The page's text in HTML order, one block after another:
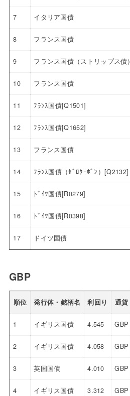
7 イタリア国債
8 フランス国債
9 フランス国債（ストリップス債）
10 フランス国債
11 ﾌﾗﾝｽ国債[Q1501]
12 ﾌﾗﾝｽ国債[Q1652]
13 フランス国債
14 ﾌﾗﾝｽ国債（ｾﾞﾛｸｰﾎﾟﾝ）[Q2132]
15 ﾄﾞｲﾂ国債[R0279]
16 ﾄﾞｲﾂ国債[R0398]
17 ドイツ国債
GBP
順位 発行体・銘柄名 利回り 通貨
1 イギリス国債 4.545 GBP
2 イギリス国債 4.058 GBP
3 英国国債 4.010 GBP
4 イギリス国債 3.312 GBP